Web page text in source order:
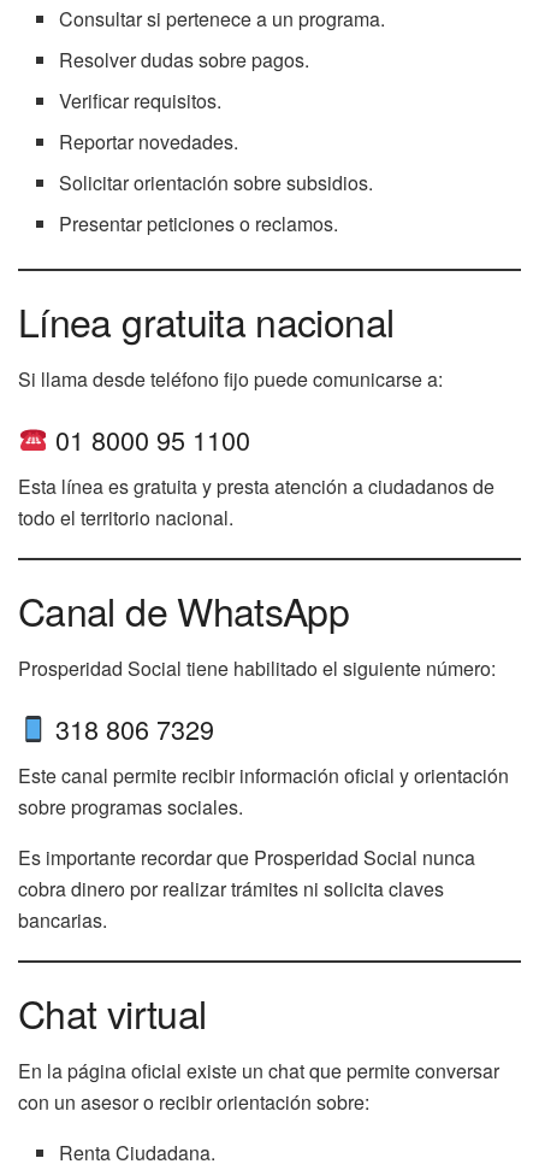
Consultar si pertenece a un programa.
Resolver dudas sobre pagos.
Verificar requisitos.
Reportar novedades.
Solicitar orientación sobre subsidios.
Presentar peticiones o reclamos.
Línea gratuita nacional
Si llama desde teléfono fijo puede comunicarse a:
01 8000 95 1100
Esta línea es gratuita y presta atención a ciudadanos de
todo el territorio nacional.
Canal de WhatsApp
Prosperidad Social tiene habilitado el siguiente número:
318 806 7329
Este canal permite recibir información oficial y orientación
sobre programas sociales.
Es importante recordar que Prosperidad Social nunca
cobra dinero por realizar trámites ni solicita claves
bancarias.
Chat virtual
En la página oficial existe un chat que permite conversar
con un asesor o recibir orientación sobre:
Renta Ciudadana.